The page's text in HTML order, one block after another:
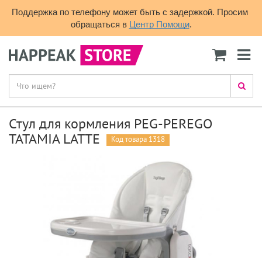
Поддержка по телефону может быть с задержкой. Просим
обращаться в Центр Помощи.
Стул для кормления PEG-PEREGO
TATAMIA LATTE
Код товара 1318